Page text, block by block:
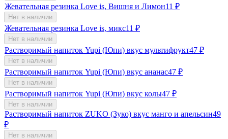
Жевательная резинка Love is, Вишня и Лимон11 ₽
Нет в наличии
Жевательная резинка Love is, микс11 ₽
Нет в наличии
Растворимый напиток Yupi (Юпи) вкус мультифрукт47 ₽
Нет в наличии
Растворимый напиток Yupi (Юпи) вкус ананас47 ₽
Нет в наличии
Растворимый напиток Yupi (Юпи) вкус колы47 ₽
Нет в наличии
Растворимый напиток ZUKO (Зуко) вкус манго и апельсин49
₽
Нет в наличии